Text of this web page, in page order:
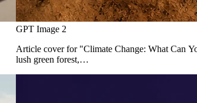
GPT Image 2
Article cover for "Climate Change: What Can
lush green forest,…